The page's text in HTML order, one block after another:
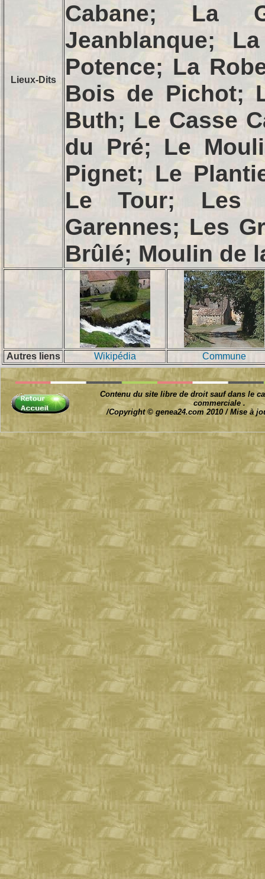
Lieux-Dits
Cabane; La
Jeanblanque;
Potence; La
Bois de Pichot;
Buth; Le Casse
du Pré; Le
Pignet; Le
Le Tour; Les
Garennes; Les
Brûlé; Moulin de
Autres liens Wikipédia Commune
Contenu du site libre de droit sauf dans le
commerciale .
/Copyright © genea24.com 2010 / Mise à